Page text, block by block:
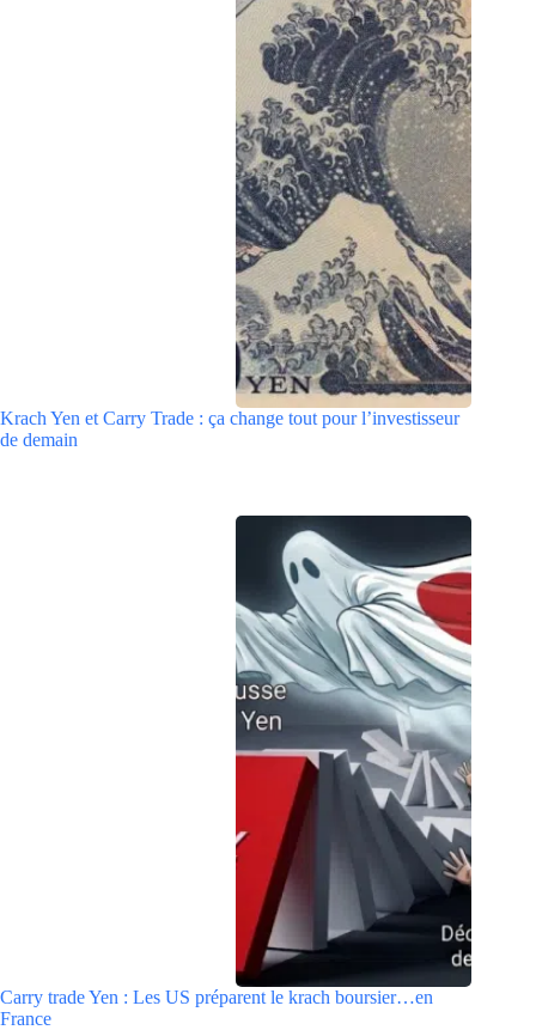
Krach Yen et Carry Trade : ça change tout pour l’investisseur
de demain
Carry trade Yen : Les US préparent le krach boursier…en
France